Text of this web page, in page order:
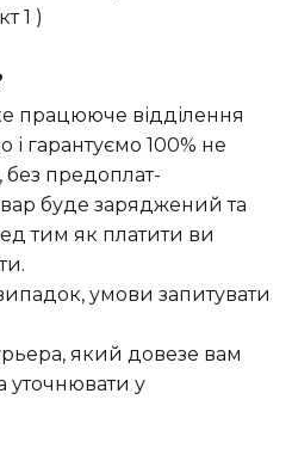
1 )
працююче відділення
і гарантуємо 100% не
без предоплат-
буде заряджений та
тим як платити ви
умови запитувати
який довезе вам
уточнювати у